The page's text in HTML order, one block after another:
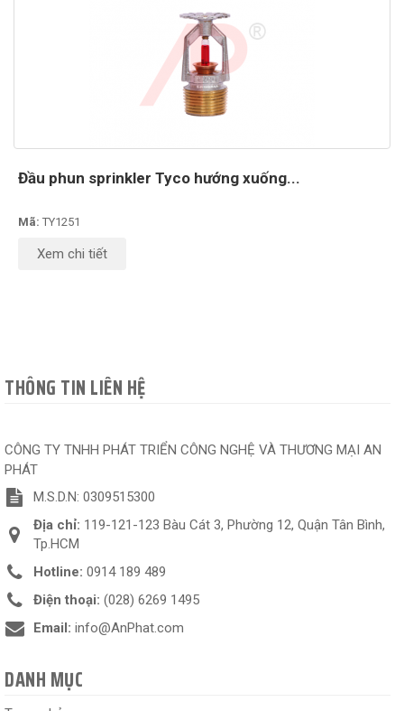
Đầu phun sprinkler Tyco hướng xuống...
Mã: TY1251
Xem chi tiết
THÔNG TIN LIÊN HỆ
CÔNG TY TNHH PHÁT TRIỂN CÔNG NGHỆ VÀ THƯƠNG MẠI AN
PHÁT
M.S.D.N: 0309515300
Địa chỉ: 119-121-123 Bàu Cát 3, Phường 12, Quận Tân Bình,
Tp.HCM
Hotline: 0914 189 489
Điện thoại: (028) 6269 1495
Email: info@AnPhat.com
DANH MỤC